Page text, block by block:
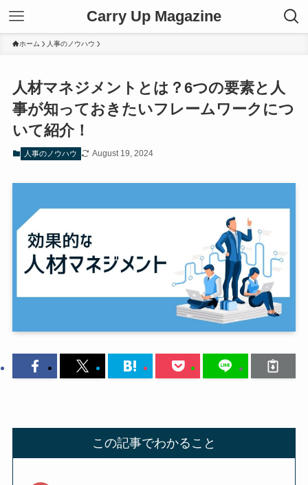
Carry Up Magazine
ホーム 人事のノウハウ
人材マネジメントとは？6つの要素と人
事が知っておきたいフレームワークにつ
いて紹介！
人事のノウハウ August 19, 2024
この記事でわかること